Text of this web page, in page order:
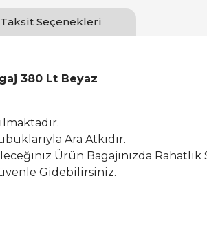
Taksit Seçenekleri
380 Lt Beyaz
Ara Atkıdır.
Ürün Bagajınızda Rahatlık
Gidebilirsiniz.